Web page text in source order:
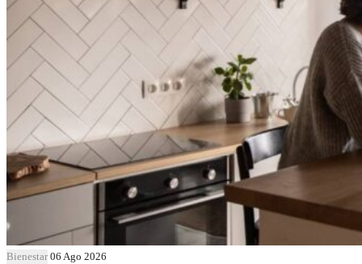
Bienestar 06 Ago 2026